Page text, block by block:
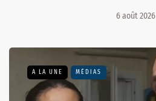
6 août 2026
A LA UNE MÉDIAS